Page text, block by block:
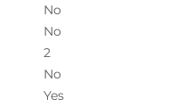
No
No
2
No
Yes